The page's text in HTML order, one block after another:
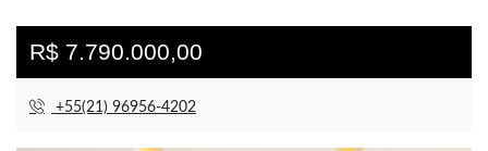
R$ 7.790.000,00
+55(21) 96956-4202